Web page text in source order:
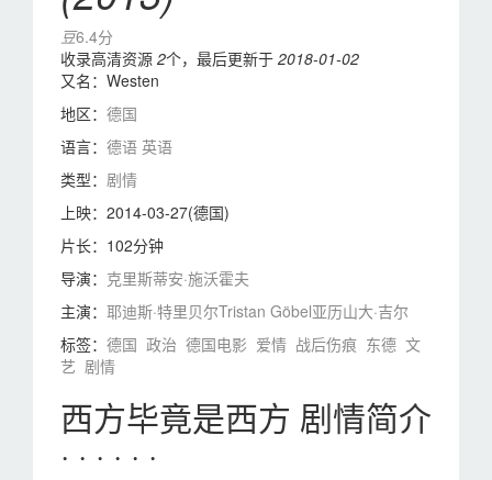
豆6.4分
收录高清资源 2个，最后更新于 2018-01-02
又名： Westen
地区： 德国
语言： 德语 英语
类型： 剧情
上映： 2014-03-27(德国)
片长： 102分钟
导演： 克里斯蒂安·施沃霍夫
主演： 耶迪斯·特里贝尔Tristan Göbel亚历山大·吉尔
标签： 德国 政治 德国电影 爱情 战后伤痕 东德 文
艺 剧情
西方毕竟是西方 剧情简介
· · · · · ·